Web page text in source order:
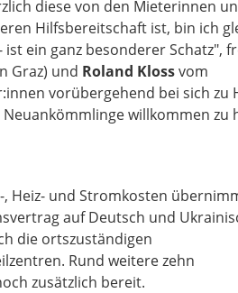
diese von den Mieterinnen
Hilfsbereitschaft ist, bin ich
ein ganz besonderer Schatz",
Graz) und Roland Klossvom
vorübergehend bei sich zu
willkommen zu
Heiz- und Stromkosten
auf Deutsch und
die ortszuständigen
Rund weitere zehn
zusätzlich bereit.